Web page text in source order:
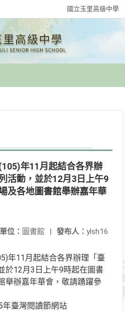
國立玉里高級中學
年11月起結合各界辦
活動，並於12月3日上午9
及各地圖書館舉辦嘉年華
發布人： ylsh16
位： 圖書館 |
年11月起結合各界辦理「臺
於12月3日上午9時起在圖書
舉辦嘉年華會，敬請踴躍參
臺灣閱讀節網站